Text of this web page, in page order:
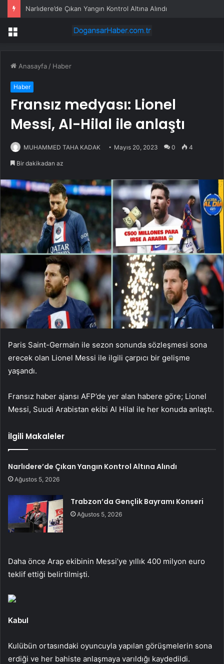
Narlıdere’de Çıkan Yangın Kontrol Altına Alındı
Menü
Anasayfa / Haber
Haber
Fransız medyası: Lionel
Messi, Al-Hilal ile anlaştı
MUHAMMED TAHA KADAK Mayıs 20, 2023 0 4
Bir dakikadan az
Paris Saint-Germain ile sezon sonunda sözleşmesi sona
erecek olan Lionel Messi ile ilgili çarpıcı bir gelişme
yaşandı.
Fransız haber ajansı AFP’de yer alan habere göre; Lionel
Messi, Suudi Arabistan ekibi Al Hilal ile her konuda anlaştı.
İlgili Makaleler
Narlıdere’de Çıkan Yangın Kontrol Altına Alındı
Ağustos 5, 2026
Trabzon’da Gençlik Bayramı Konseri
Ağustos 5, 2026
Daha önce Arap ekibinin Messi’ye yıllık 400 milyon euro
teklif ettiği belirtilmişti.
Kabul
Kulübün ortasındaki oyuncuyla yapılan görüşmelerin sona
erdiği ve her bahiste anlaşmaya varıldığı kaydedildi.